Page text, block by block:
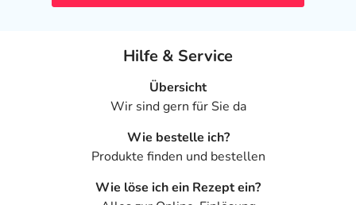
Hilfe & Service
Übersicht
Wir sind gern für Sie da
Wie bestelle ich?
Produkte finden und bestellen
Wie löse ich ein Rezept ein?